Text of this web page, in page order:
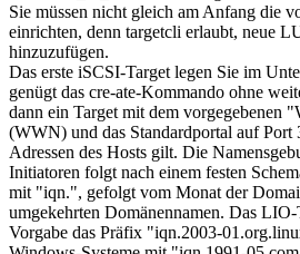
Sie müssen nicht gleich am Anfang die
einrichten, denn targetcli erlaubt, neue
hinzuzufügen.
Das erste iSCSI-Target legen Sie im
genügt das cre-ate-Kommando ohne
dann ein Target mit dem vorgegebenen
(WWN) und das Standardportal auf Port
Adressen des Hosts gilt. Die
Initiatoren folgt nach einem festen
mit "iqn.", gefolgt vom Monat der
umgekehrten Domänennamen. Das
Vorgabe das Präfix "iqn.2003-